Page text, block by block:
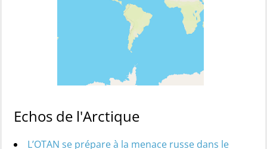
Echos de l'Arctique
L’OTAN se prépare à la menace russe dans le